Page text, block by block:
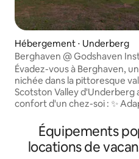
Hébergement ⋅ Underberg
Berghaven @ Godshaven Insta :
berghaven.underberg
Évadez-vous à Berghaven,
nichée dans la pittoresque
Scotston Valley d'Underberg
confort d'un chez-soi : ✨ Adapté aux
barrage à truites (capture et
l'eau) ✨ Promenade jusqu'à
Umzimkulu : baignade et
Équipements
locations de